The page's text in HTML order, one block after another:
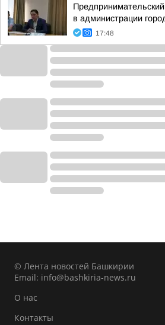
в администрации
17:48
© Лента новостей Башкирии
Email: info@bashkiria-news.ru
О нас
Контакты